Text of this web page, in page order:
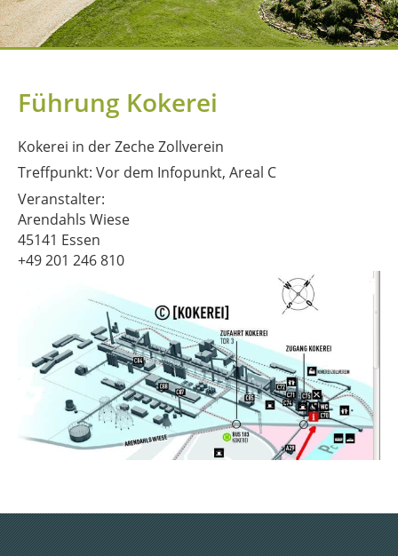
Führung Kokerei
Kokerei in der Zeche Zollverein
Treffpunkt: Vor dem Infopunkt, Areal C
Veranstalter:
Arendahls Wiese
45141 Essen
+49 201 246 810